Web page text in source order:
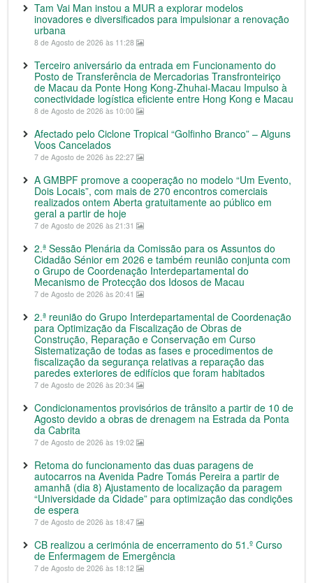
Tam Vai Man instou a MUR a explorar modelos
inovadores e diversificados para impulsionar a renovação
urbana
8 de Agosto de 2026 às 11:28
Terceiro aniversário da entrada em Funcionamento do
Posto de Transferência de Mercadorias Transfronteiriço
de Macau da Ponte Hong Kong-Zhuhai-Macau Impulso à
conectividade logística eficiente entre Hong Kong e Macau
8 de Agosto de 2026 às 10:00
Afectado pelo Ciclone Tropical “Golfinho Branco” – Alguns
Voos Cancelados
7 de Agosto de 2026 às 22:27
A GMBPF promove a cooperação no modelo “Um Evento,
Dois Locais”, com mais de 270 encontros comerciais
realizados ontem Aberta gratuitamente ao público em
geral a partir de hoje
7 de Agosto de 2026 às 21:31
2.ª Sessão Plenária da Comissão para os Assuntos do
Cidadão Sénior em 2026 e também reunião conjunta com
o Grupo de Coordenação Interdepartamental do
Mecanismo de Protecção dos Idosos de Macau
7 de Agosto de 2026 às 20:41
2.ª reunião do Grupo Interdepartamental de Coordenação
para Optimização da Fiscalização de Obras de
Construção, Reparação e Conservação em Curso
Sistematização de todas as fases e procedimentos de
fiscalização da segurança relativas a reparação das
paredes exteriores de edifícios que foram habitados
7 de Agosto de 2026 às 20:34
Condicionamentos provisórios de trânsito a partir de 10 de
Agosto devido a obras de drenagem na Estrada da Ponta
da Cabrita
7 de Agosto de 2026 às 19:02
Retoma do funcionamento das duas paragens de
autocarros na Avenida Padre Tomás Pereira a partir de
amanhã (dia 8) Ajustamento de localização da paragem
“Universidade da Cidade” para optimização das condições
de espera
7 de Agosto de 2026 às 18:47
CB realizou a cerimónia de encerramento do 51.º Curso
de Enfermagem de Emergência
7 de Agosto de 2026 às 18:12